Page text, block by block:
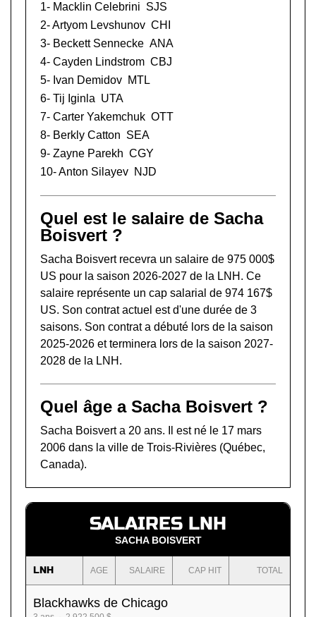
1- Macklin Celebrini SJS
2-Artyom Levshunov CHI
3- Beckett Sennecke ANA
4- Cayden Lindstrom CBJ
5- Ivan Demidov MTL
6- Tij Iginla UTA
7- Carter Yakemchuk OTT
8- Berkly Catton SEA
9- Zayne Parekh CGY
10-Anton Silayev NJD
Quel est le salaire de Sacha
Boisvert ?
Sacha Boisvert recevra un salaire de 975 000$
US pour la saison 2026-2027 de la LNH. Ce
salaire représente un cap salarial de 974 167$
US. Son contrat actuel est d'une durée de 3
saisons. Son contrat a débuté lors de la saison
2025-2026 et terminera lors de la saison 2027-
2028 de la LNH.
Quel âge a Sacha Boisvert ?
Sacha Boisvert a 20 ans. Il est né le 17 mars
2006 dans la ville de Trois-Rivières (Québec,
Canada).
SALAIRES LNH
SACHA BOISVERT
LNH AGE SALAIRE CAP HIT TOTAL
Blackhawks de Chicago